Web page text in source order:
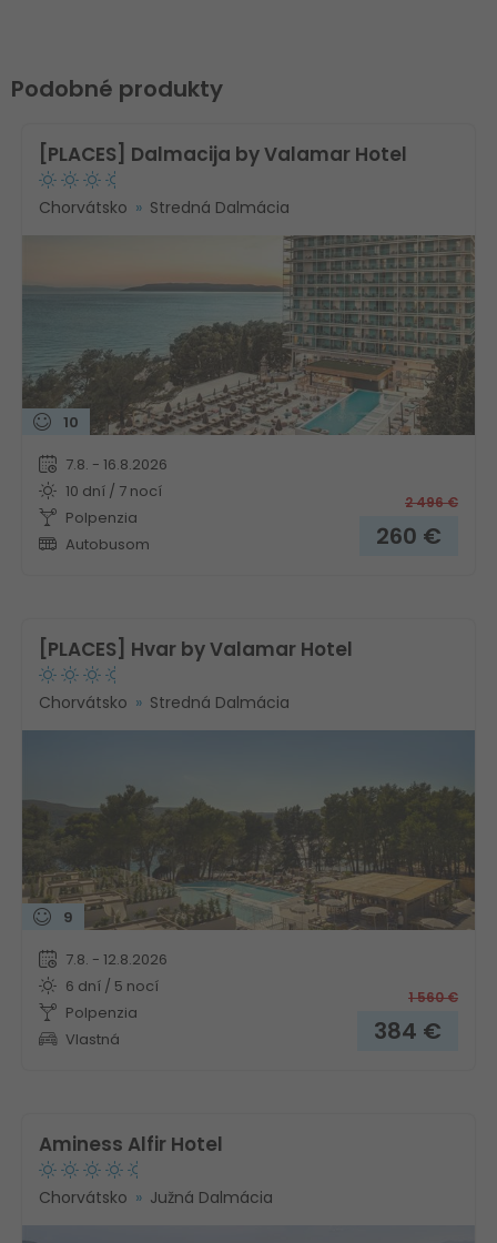
Podobné produkty
[PLACES] Dalmacija by Valamar Hotel
Chorvátsko Stredná Dalmácia
10
7.8. - 16.8.2026
10 dní / 7 nocí
Polpenzia
Autobusom
2 496€
260 €
[PLACES] Hvar by Valamar Hotel
Chorvátsko Stredná Dalmácia
9
7.8. - 12.8.2026
6 dní / 5 nocí
Polpenzia
Vlastná
1 560€
384 €
Aminess Alfir Hotel
Chorvátsko Južná Dalmácia